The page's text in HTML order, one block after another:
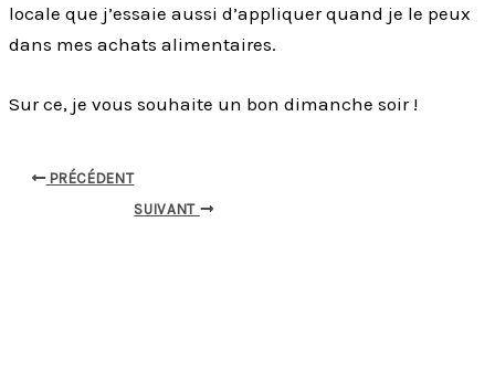
locale que j’essaie aussi d’appliquer quand je le peux
dans mes achats alimentaires.
Sur ce, je vous souhaite un bon dimanche soir !
PRÉCÉDENT
SUIVANT